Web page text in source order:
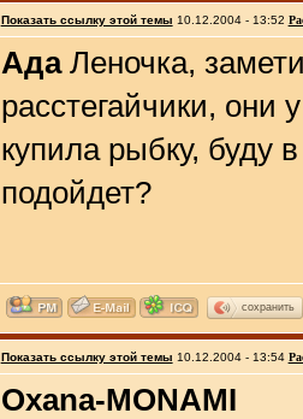
Показать ссылку этой темы 10.12.2004 - 13:52
АдаЛеночка,
расстегайчики, они
купила рыбку, буду
подойдет?
сохранить
Показать ссылку этой темы 10.12.2004 - 13:54
Oxana-MONAMI